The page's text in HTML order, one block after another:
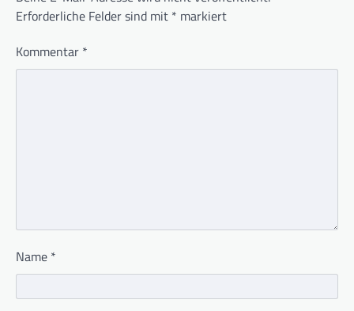
Erforderliche Felder sind mit * markiert
Kommentar *
Name *